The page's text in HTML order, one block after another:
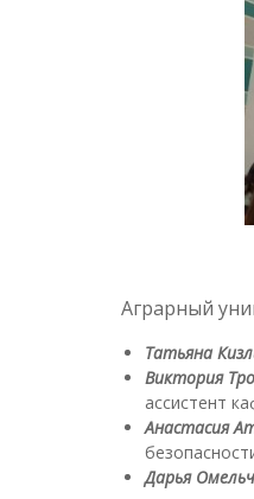
Аграрный
Татьяна
Виктория
ассистент
Анастасия
Дарья